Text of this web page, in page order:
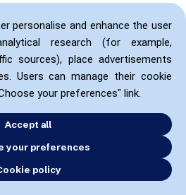
personalise and enhance the user
research (for example,
sources), place advertisements
Users can manage their cookie
your preferences" link.
Accept all
your preferences
policy
och oberoende journalistik,
och bidrar till ett
är viktig. Det som inte lika
detta kostar pengar. Det har
är helt enkelt inte gratis att
när stora delar av det
till globala plattformar
där gemensamma fakta